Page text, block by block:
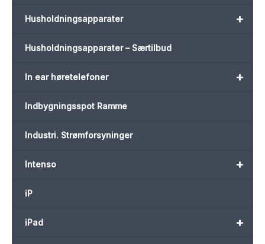
+
Husholdningsapparater
Husholdningsapparater – Særtilbud
+
In ear høretelefoner
Indbygningsspot Ramme
Industri. Strømforsyninger
+
Intenso
iP
+
iPad